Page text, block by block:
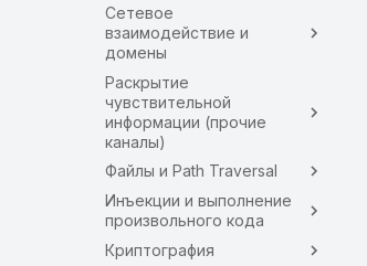
Сетевое
взаимодействие и
домены
Раскрытие
чувствительной
информации (прочие
каналы)
Файлы и Path Traversal
Инъекции и выполнение
произвольного кода
Криптография